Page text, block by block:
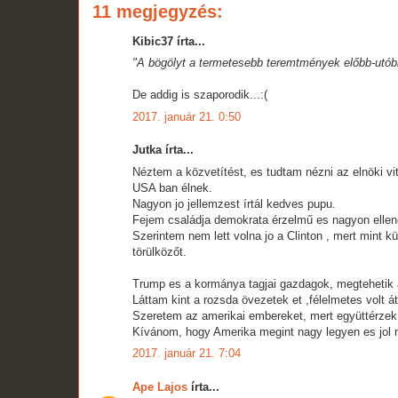
11 megjegyzés:
Kibic37 írta...
"A bögölyt a termetesebb teremtmények előbb-
De addig is szaporodik...:(
2017. január 21. 0:50
Jutka írta...
Néztem a közvetítést, es tudtam nézni az elnöki
USA ban élnek.
Nagyon jo jellemzest írtál kedves pupu.
Fejem családja demokrata érzelmű es nagyon
Szerintem nem lett volna jo a Clinton , mert mint
törülközőt.
Trump es a kormánya tagjai gazdagok,
Láttam kint a rozsda övezetek et ,félelmetes volt
Szeretem az amerikai embereket, mert
Kívánom, hogy Amerika megint nagy legyen es
2017. január 21. 7:04
Ape Lajos írta...